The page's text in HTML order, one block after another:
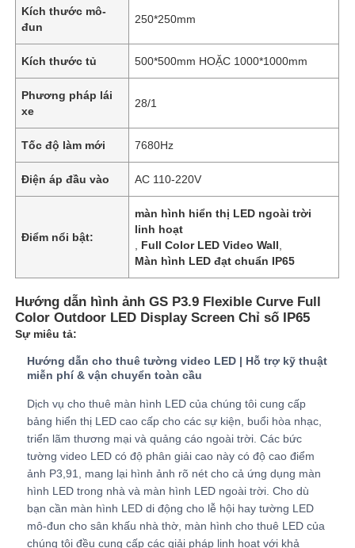
Các sản phẩm
Buổi trình diễn VR
Tham quan nhà máy
Kiểm soát chất lượng
Liên hệ với chúng tôi
Kích thước mô-
đun
250*250mm
Kích thước tủ 500*500mm HOẶC 1000*1000mm
Phương pháp lái
xe
28/1
Tốc độ làm mới 7680Hz
Điện áp đầu vào AC 110-220V
Điểm nổi bật:
màn hình hiển thị LED ngoài trời
linh hoạt
Full Color LED Video Wall
Màn hình LED đạt chuẩn IP65
Hướng dẫn hình ảnh GS P3.9 Flexible Curve Full
Color Outdoor LED Display Screen Chỉ số IP65
Sự miêu tả:
Hướng dẫn cho thuê tường video LED | Hỗ trợ kỹ thuật
miễn phí & vận chuyển toàn cầu
Dịch vụ cho thuê màn hình LED của chúng tôi cung cấp
bảng hiển thị LED cao cấp cho các sự kiện, buổi hòa nhạc,
triển lãm thương mại và quảng cáo ngoài trời. Các bức
tường video LED có độ phân giải cao này có độ cao điểm
ảnh P3,91, mang lại hình ảnh rõ nét cho cả ứng dụng màn
hình LED trong nhà và màn hình LED ngoài trời. Cho dù
bạn cần màn hình LED di động cho lễ hội hay tường LED
mô-đun cho sân khấu nhà thờ, màn hình cho thuê LED của
chúng tôi đều cung cấp các giải pháp linh hoạt với khả